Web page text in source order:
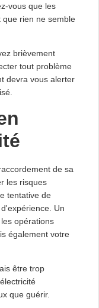
vous que les
que rien ne semble
brièvement
tout problème
devra vous alerter
de sa
les risques
tentative de
Un
opérations
également votre
être trop
que guérir.